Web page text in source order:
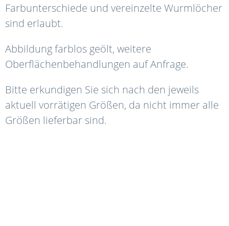
Farbunterschiede und vereinzelte Wurmlöcher
sind erlaubt.
Abbildung farblos geölt, weitere
Oberflächenbehandlungen auf Anfrage.
Bitte erkundigen Sie sich nach den jeweils
aktuell vorrätigen Größen, da nicht immer alle
Größen lieferbar sind.